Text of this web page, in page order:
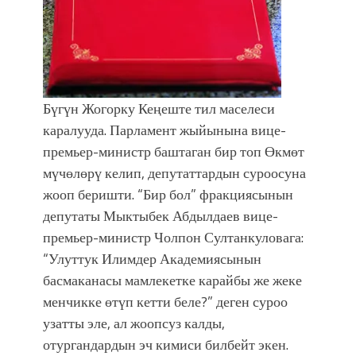
Park'ка 30 миң адам чогулду
Бүгүн Жогорку Кеңеште тил маселеси
каралууда. Парламент жыйынына вице-
премьер-министр баштаган бир топ Өкмөт
мүчөлөрү келип, депутаттардын суроосуна
жооп беришти. “Бир бол” фракциясынын
депутаты Мыктыбек Абдылдаев вице-
премьер-министр Чолпон Султанкуловага:
“Улуттук Илимдер Академиясынын
басмаканасы мамлекетке карайбы же жеке
менчикке өтүп кетти беле?” деген суроо
узатты эле, ал жоопсуз калды,
отургандардын эч кимиси билбейт экен.